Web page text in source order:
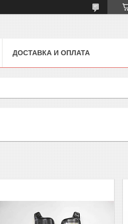
ДОСТАВКА И ОПЛАТА